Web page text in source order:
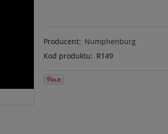
Producent: Numphenburg
Kod produktu: R149